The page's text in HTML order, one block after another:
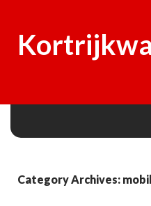
Category Archives: